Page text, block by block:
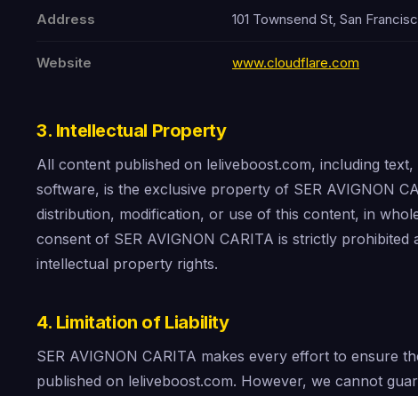
Address 101 Townsend St, San
Website www.cloudflare.com
3. Intellectual Property
All content published on leliveboost.com, including
software, is the exclusive property of SER AVIGNON
distribution, modification, or use of this content, in
consent of SER AVIGNON CARITA is strictly
intellectual property rights.
4. Limitation of Liability
SER AVIGNON CARITA makes every effort to ensure
published on leliveboost.com. However, we cannot